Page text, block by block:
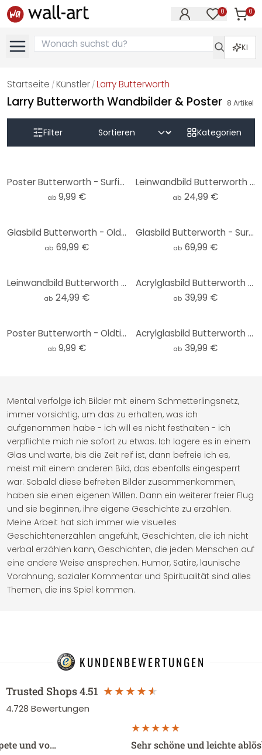
0 0
KI
Startseite / Künstler /Larry Butterworth
Larry Butterworth Wandbilder & Poster 8 Artikel
Filter Kategorien
Poster Butterworth - Surfing on Hawaii
ab 9,99 €
Leinwandbild Butterworth - Oldtimer in Los Angeles
ab 24,99 €
Glasbild Butterworth - Oldtimer in Los Angeles
ab 69,99 €
Glasbild Butterworth - Surfing on Hawaii
ab 69,99 €
Leinwandbild Butterworth - Surfing on Hawaii
ab 24,99 €
Acrylglasbild Butterworth - Surfing on Hawaii
ab 39,99 €
Poster Butterworth - Oldtimer in Los Angeles
ab 9,99 €
Acrylglasbild Butterworth - Oldtimer in Los Angeles
ab 39,99 €
Mental verfolge ich Bilder mit einem Schmetterlingsnetz,
immer vorsichtig, um das zu erhalten, was ich
aufgenommen habe - ich will es nicht festhalten - ich
verpflichte mich nie sofort zu etwas. Ich lagere es in einem
Glas und warte, bis die Zeit reif ist, dann befreie ich es,
meist mit einem anderen Bild, das ebenfalls eingesperrt
war. Sobald diese befreiten Bilder zusammenkommen,
haben sie einen eigenen Willen. Dann ein weiterer freier Flug
und sie beginnen, ihre eigene Geschichte zu erzählen.
Meine Arbeit hat sich immer wie visuelles
Geschichtenerzählen angefühlt, Geschichten, die ich nicht
verbal erzählen kann, Geschichten, die jeden Menschen auf
eine andere Weise ansprechen. Humor, Satire, launische
Vorahnung, sozialer Kommentar und Spiritualität sind alles
Themen, die ins Spiel kommen.
KUNDENBEWERTUNGEN
Trusted Shops4.51
4.728 Bewertungen
und vo… Sehr schöne und leichte